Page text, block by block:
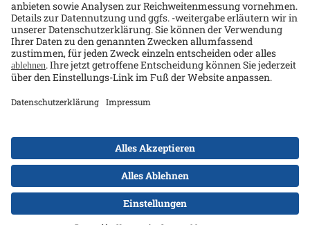
Informationen
Ansprechpartner
Kontakt
Alle Preise exkl. gesetzl. Mehrwertsteuer zzgl.
Versandkostenund ggf. Nachnahmegebühren, wenn
nicht anders angegeben.